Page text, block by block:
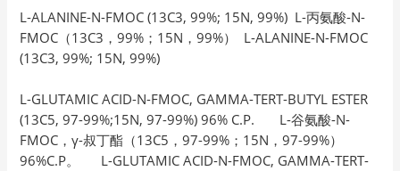
L-ALANINE-N-FMOC (13C3, 99%; 15N, 99%) L-丙氨酸-N-
FMOC（13C3，99%；15N，99%） L-ALANINE-N-FMOC
(13C3, 99%; 15N, 99%)
L-GLUTAMIC ACID-N-FMOC, GAMMA-TERT-BUTYL ESTER
(13C5, 97-99%;15N, 97-99%) 96% C.P. L-谷氨酸-N-
FMOC，γ-叔丁酯（13C5，97-99%；15N，97-99%）
96%C.P。 L-GLUTAMIC ACID-N-FMOC, GAMMA-TERT-